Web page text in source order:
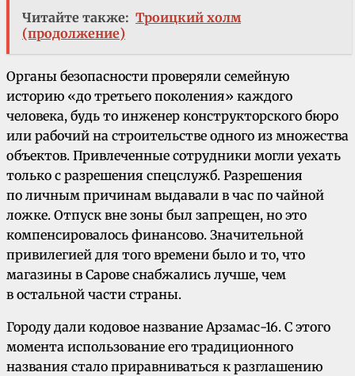
Читайте также: Троицкий холм
(продолжение)
Органы безопасности проверяли семейную
историю «до третьего поколения» каждого
человека, будь то инженер конструкторского бюро
или рабочий на строительстве одного из множества
объектов. Привлеченные сотрудники могли уехать
только с разрешения спецслужб. Разрешения
по личным причинам выдавали в час по чайной
ложке. Отпуск вне зоны был запрещен, но это
компенсировалось финансово. Значительной
привилегией для того времени было и то, что
магазины в Сарове снабжались лучше, чем
в остальной части страны.
Городу дали кодовое название Арзамас-16. С этого
момента использование его традиционного
названия стало приравниваться к разглашению